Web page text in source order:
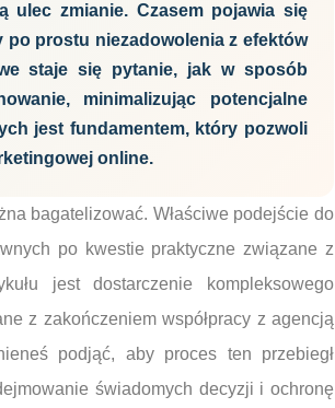
ulec zmianie. Czasem pojawia się
po prostu niezadowolenia z efektów
staje się pytanie, jak w sposób
minimalizując potencjalne
jest fundamentem, który pozwoli
online.
bagatelizować. Właściwe podejście do
po kwestie praktyczne związane z
jest dostarczenie kompleksowego
z zakończeniem współpracy z agencją
podjąć, aby proces ten przebiegł
świadomych decyzji i ochronę